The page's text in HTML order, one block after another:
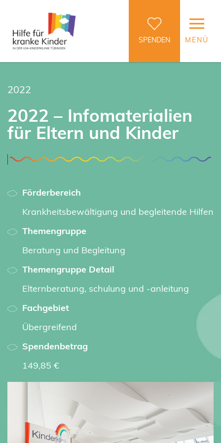
SPENDEN MENÜ
2022
2022 – Infomaterialien
für Eltern und Kinder
Förderbereich
Krankheitsbewältigung und begleitende Hilfen
Themengruppe
Beratung und Begleitung
Themengruppe Detail
Elternberatung, schulung und -anleitung
Fachgebiet
Übergreifend
Spendenbetrag
149,85 €